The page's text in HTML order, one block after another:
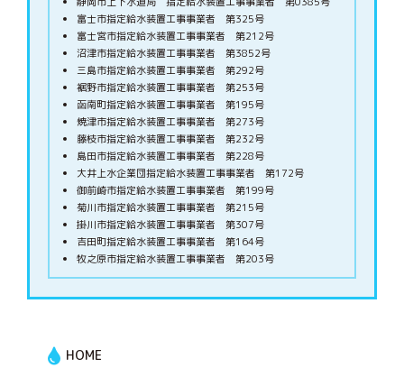
富士市指定給水装置工事事業者 第325号
富士宮市指定給水装置工事事業者 第212号
沼津市指定給水装置工事事業者 第3852号
三島市指定給水装置工事事業者 第292号
裾野市指定給水装置工事事業者 第253号
函南町指定給水装置工事事業者 第195号
焼津市指定給水装置工事事業者 第273号
藤枝市指定給水装置工事事業者 第232号
島田市指定給水装置工事事業者 第228号
大井上水企業団指定給水装置工事事業者 第172号
御前崎市指定給水装置工事事業者 第199号
菊川市指定給水装置工事事業者 第215号
掛川市指定給水装置工事事業者 第307号
吉田町指定給水装置工事事業者 第164号
牧之原市指定給水装置工事事業者 第203号
HOME